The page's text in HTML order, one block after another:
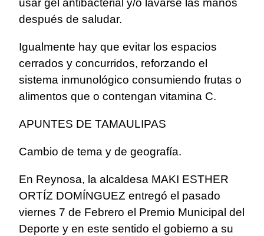
usar gel antibacterial y/o lavarse las manos
después de saludar.
Igualmente hay que evitar los espacios
cerrados y concurridos, reforzando el
sistema inmunológico consumiendo frutas o
alimentos que o contengan vitamina C.
APUNTES DE TAMAULIPAS
Cambio de tema y de geografía.
En Reynosa, la alcaldesa MAKI ESTHER
ORTÍZ DOMÍNGUEZ entregó el pasado
viernes 7 de Febrero el Premio Municipal del
Deporte y en este sentido el gobierno a su